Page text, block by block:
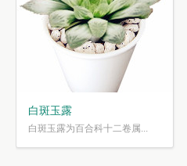
白斑玉露
白斑玉露为百合科十二卷属...